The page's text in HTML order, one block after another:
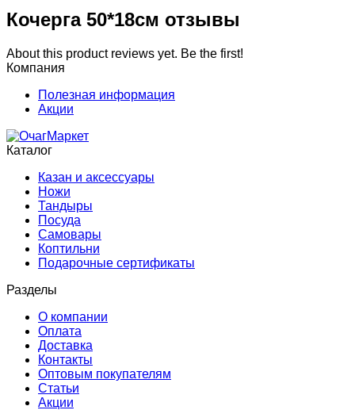
Кочерга 50*18см отзывы
About this product reviews yet. Be the first!
Компания
Полезная информация
Акции
Каталог
Казан и аксессуары
Ножи
Тандыры
Посуда
Самовары
Коптильни
Подарочные сертификаты
Разделы
О компании
Оплата
Доставка
Контакты
Оптовым покупателям
Статьи
Акции